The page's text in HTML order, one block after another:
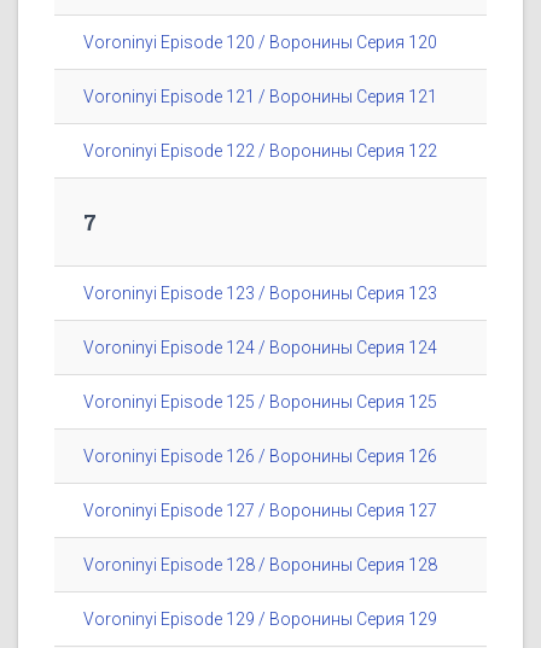
Voroninyi Episode 120 / Воронины Серия 120
Voroninyi Episode 121 / Воронины Серия 121
Voroninyi Episode 122 / Воронины Серия 122
7
Voroninyi Episode 123 / Воронины Серия 123
Voroninyi Episode 124 / Воронины Серия 124
Voroninyi Episode 125 / Воронины Серия 125
Voroninyi Episode 126 / Воронины Серия 126
Voroninyi Episode 127 / Воронины Серия 127
Voroninyi Episode 128 / Воронины Серия 128
Voroninyi Episode 129 / Воронины Серия 129